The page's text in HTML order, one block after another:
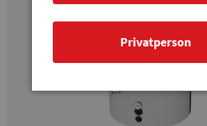
Privatperson